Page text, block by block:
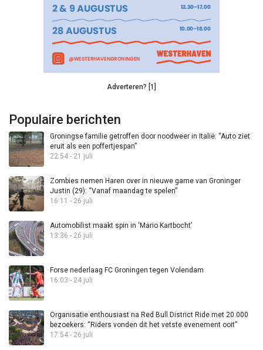
Adverteren? [1]
Populaire berichten
Groningse familie getroffen door noodweer in Italië: “Auto ziet
eruit als een poffertjespan”
22:54 - 21 juli
Zombies nemen Haren over in nieuwe game van Groninger
Justin (29): “Vanaf maandag te spelen”
16:11 - 26 juli
Automobilist maakt spin in ‘Mario Kartbocht’
13:36 - 26 juli
Forse nederlaag FC Groningen tegen Volendam
16:03 - 24 juli
Organisatie enthousiast na Red Bull District Ride met 20.000
bezoekers: “Riders vonden dit het vetste evenement ooit”
17:54 - 26 juli